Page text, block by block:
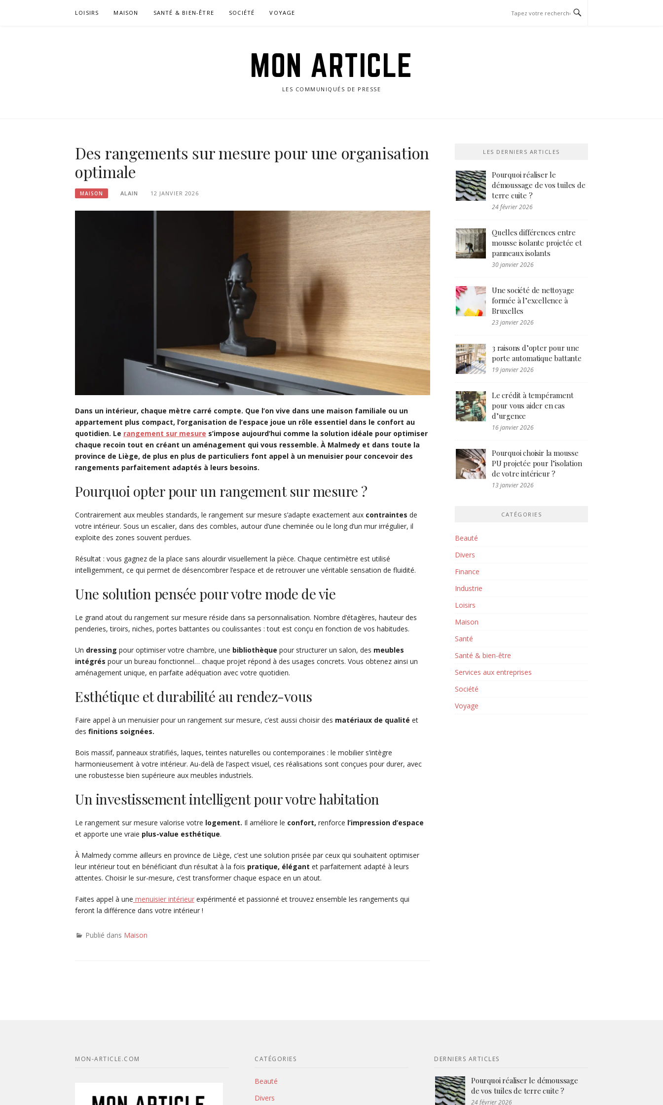
LOISIRS MAISON SANTÉ & BIEN-ÊTRE SOCIÉTÉ VOYAGE
MON ARTICLE
LES COMMUNIQUÉS DE PRESSE
Des rangements sur mesure pour une organisation
optimale
MAISON ALAIN 12 JANVIER 2026
Dans un intérieur, chaque mètre carré compte. Que l’on vive dans une maison familiale ou un
appartement plus compact, l’organisation de l’espace joue un rôle essentiel dans le confort au
quotidien. Le rangement sur mesure s’impose aujourd’hui comme la solution idéale pour optimiser
chaque recoin tout en créant un aménagement qui vous ressemble. À Malmedy et dans toute la
province de Liège, de plus en plus de particuliers font appel à un menuisier pour concevoir des
rangements parfaitement adaptés à leurs besoins.
Pourquoi opter pour un rangement sur mesure ?
Contrairement aux meubles standards, le rangement sur mesure s’adapte exactement aux contraintes de
votre intérieur. Sous un escalier, dans des combles, autour d’une cheminée ou le long d’un mur irrégulier, il
exploite des zones souvent perdues.
Résultat : vous gagnez de la place sans alourdir visuellement la pièce. Chaque centimètre est utilisé
intelligemment, ce qui permet de désencombrer l’espace et de retrouver une véritable sensation de fluidité.
Une solution pensée pour votre mode de vie
Le grand atout du rangement sur mesure réside dans sa personnalisation. Nombre d’étagères, hauteur des
penderies, tiroirs, niches, portes battantes ou coulissantes : tout est conçu en fonction de vos habitudes.
Un dressing pour optimiser votre chambre, une bibliothèque pour structurer un salon, des meubles
intégrés pour un bureau fonctionnel… chaque projet répond à des usages concrets. Vous obtenez ainsi un
aménagement unique, en parfaite adéquation avec votre quotidien.
Esthétique et durabilité au rendez-vous
Faire appel à un menuisier pour un rangement sur mesure, c’est aussi choisir des matériaux de qualité et
des finitions soignées.
Bois massif, panneaux stratifiés, laques, teintes naturelles ou contemporaines : le mobilier s’intègre
harmonieusement à votre intérieur. Au-delà de l’aspect visuel, ces réalisations sont conçues pour durer, avec
une robustesse bien supérieure aux meubles industriels.
Un investissement intelligent pour votre habitation
Le rangement sur mesure valorise votre logement. Il améliore le confort, renforce l’impression d’espace
et apporte une vraie plus-value esthétique.
À Malmedy comme ailleurs en province de Liège, c’est une solution prisée par ceux qui souhaitent optimiser
leur intérieur tout en bénéficiant d’un résultat à la fois pratique, élégant et parfaitement adapté à leurs
attentes. Choisir le sur-mesure, c’est transformer chaque espace en un atout.
Faites appel à une menuisier intérieur expérimenté et passionné et trouvez ensemble les rangements qui
feront la différence dans votre intérieur !
Publié dans Maison
LES DERNIERS ARTICLES
Pourquoi réaliser le
démoussage de vos tuiles de
terre cuite ?
24 février 2026
Quelles différences entre
mousse isolante projetée et
panneaux isolants
30 janvier 2026
Une société de nettoyage
formée à l’excellence à
Bruxelles
23 janvier 2026
3 raisons d’opter pour une
porte automatique battante
19 janvier 2026
Le crédit à tempérament
pour vous aider en cas
d’urgence
16 janvier 2026
Pourquoi choisir la mousse
PU projetée pour l’isolation
de votre intérieur ?
13 janvier 2026
CATÉGORIES
Beauté
Divers
Finance
Industrie
Loisirs
Maison
Santé
Santé & bien-être
Services aux entreprises
Société
Voyage
MON-ARTICLE.COM CATÉGORIES
Beauté
Divers
DERNIERS ARTICLES
Pourquoi réaliser le démoussage
de vos tuiles de terre cuite ?
24 février 2026